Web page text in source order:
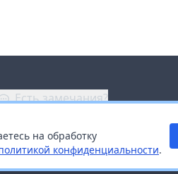
на обработку
конфиденциальности.
Есть замечания?
Заказать звонок